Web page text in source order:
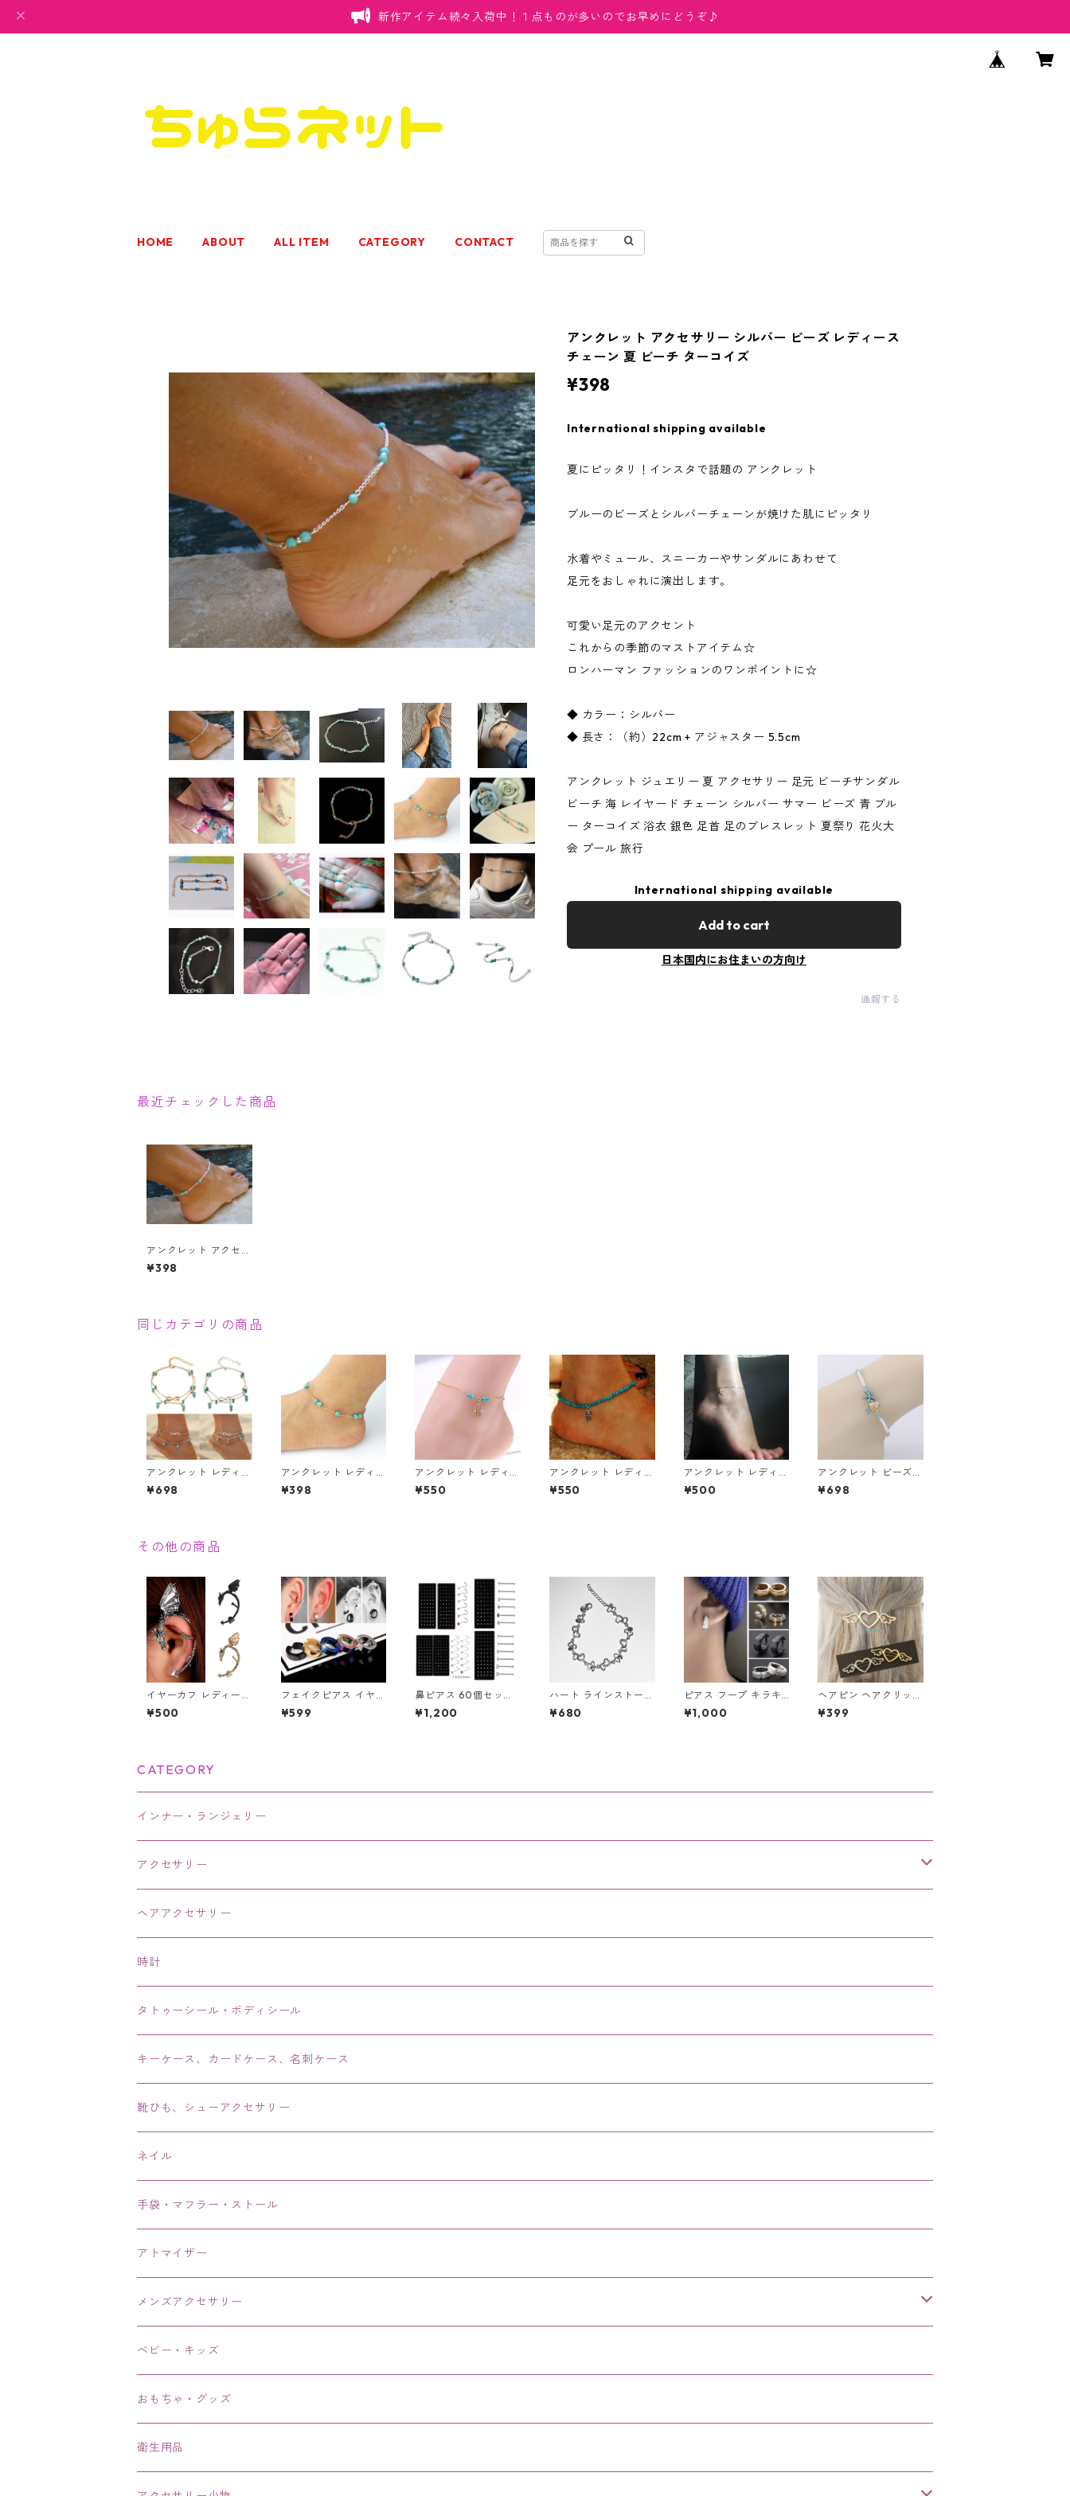
新作アイテム続々入荷中！１点ものが多いのでお早めにどうぞ♪
HOME ABOUT ALL ITEM CATEGORY CONTACT
アンクレット アクセサリー シルバー ビーズ レディース
チェーン 夏 ビーチ ターコイズ
¥398
International shipping available
夏にピッタリ！インスタで話題の アンクレット
ブルーのビーズとシルバーチェーンが焼けた肌にピッタリ
水着やミュール、スニーカーやサンダルにあわせて
足元をおしゃれに演出します。
可愛い足元のアクセント
これからの季節のマストアイテム☆
ロンハーマン ファッションのワンポイントに☆
◆ カラー：シルバー
◆ 長さ：（約）22cm + アジャスター 5.5cm
アンクレット ジュエリー 夏 アクセサリー 足元 ビーチサンダル
ビーチ 海 レイヤード チェーン シルバー サマー ビーズ 青 ブル
ー ターコイズ 浴衣 銀色 足首 足のブレスレット 夏祭り 花火大
会 プール 旅行
International shipping available
Add to cart
日本国内にお住まいの方向け
通報する
最近チェックした商品
アンクレット アクセサ
リー シルバー ビーズ
レディース チェーン
¥398
同じカテゴリの商品
アンクレット レディー
ス ゴールド シルバー
アクセサリー アンフィ
ュエリー
¥698
アンクレット レディー
ス メンズ シルバー ゴ
ールド ターコイズ風
¥398
アンクレット レディー
ス ゴールド アクセサ
リー ハムサハンド ハ
¥550
アンクレット レディー
ス メンズ ターコイズ
ハムサ ファティマ 魔
¥550
アンクレット レディー
ス ヒトデ ゴールド チ
ャーム スターフィッシ
¥500
アンクレット ビーズ
貝 ヒトデ 夏 ビーチ 海
アクセ 足 スターフィ
¥698
その他の商品
イヤーカフ レディース
メンズ ドラゴン 竜 龍
片耳用 アンティーク
ラック
¥500
フェイクピアス イヤー
クリップ イヤーカフ 2
個セット メンズ レデ
¥599
鼻ピアス 60個セット
クリスタル ストレート
L字型 スクリュー 3種
リー レディース メン
¥1,200
ハート ラインストーン
ビジュー キラキラ シ
ルバー 可愛い ブレス
¥680
ピアス フープ キラキ
ラ ゴールド シルバー
コンビ フープピアス
¥1,000
ヘアピン ヘアクリップ
ヘアアクセサリー オー
プンハート 天使の羽根
¥399
CATEGORY
インナー・ランジェリー
アクセサリー
ネックレス・チョーカー
ピアス・イヤリング・鼻ピアス
リング・指輪
ブレス・バングル・ブレスレット・腕輪
アンクレット
ヘアアクセサリー
時計
タトゥーシール・ボディシール
キーケース、カードケース、名刺ケース
靴ひも、シューアクセサリー
ネイル
手袋・マフラー・ストール
アトマイザー
メンズアクセサリー
リング、指輪
ブレスレット、バングル、ブレス、腕輪
ネックレス、チョーカー
ベビー・キッズ
おもちゃ・グッズ
衛生用品